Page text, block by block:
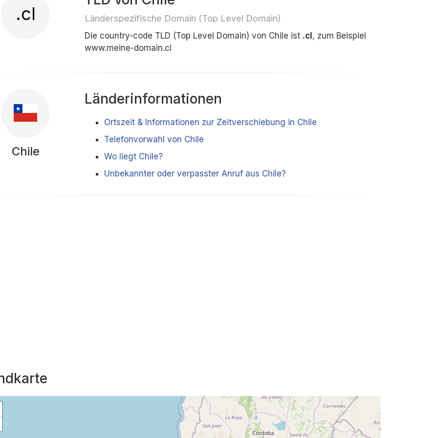
.cl Länderspezifische Domain (Top Level Domain)
Die country-code TLD (Top Level Domain) von Chile ist .cl , zum Beispiel
www.meine-domain.cl
Chile
Länderinformationen
Ortszeit & Informationen zur Zeitverschiebung in Chile
Telefonvorwahl von Chile
Wo liegt Chile?
Unbekannter oder verpasster Anruf aus Chile?